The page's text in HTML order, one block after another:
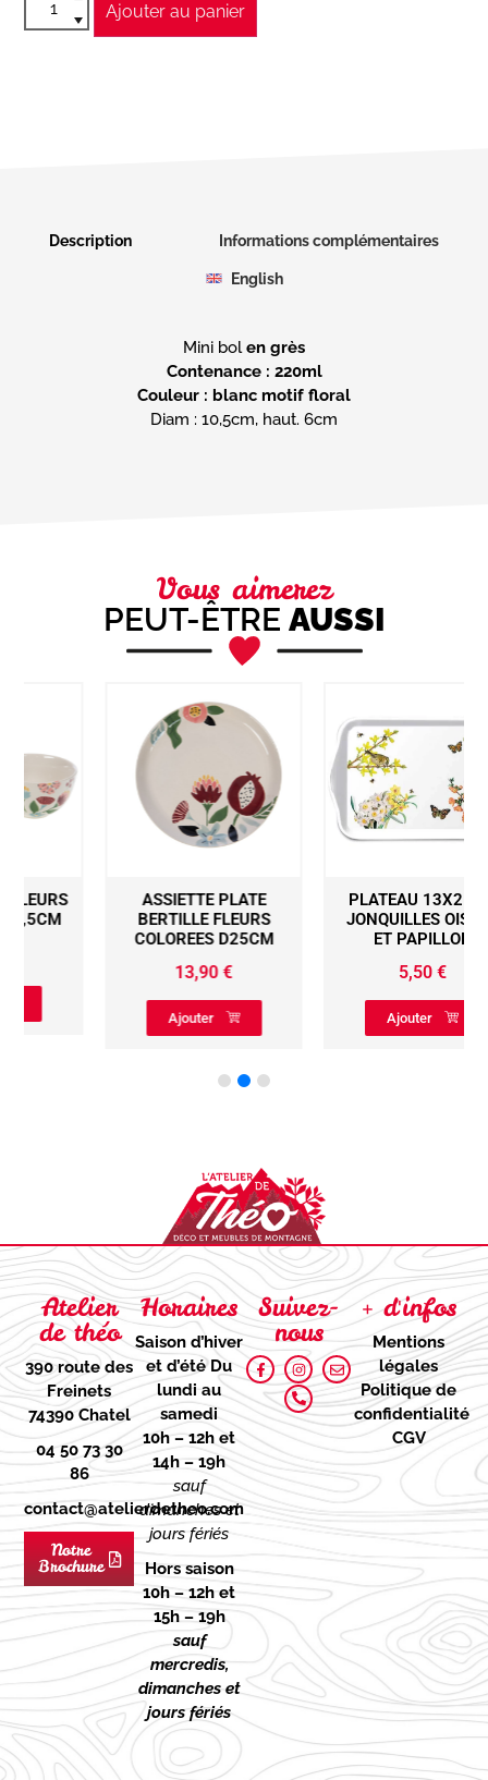
Ajouter au panier
Description Informations complémentaires
English
Mini bol en grès
Contenance : 220ml
Couleur : blanc motif floral
Diam : 10,5cm, haut. 6cm
Vous aimerez
PEUT-ÊTRE AUSSI
ASSIETTE PLATE
BERTILLE FLEURS
COLOREES D25CM
PLATEAU 13X21CM
JONQUILLES OISEAU
ET PAPILLON
Atelier
de théo
390 route des
Freinets
74390 Chatel
04 50 73 30
86
contact@atelierdetheo.com
Notre
Brochure
Horaires
Saison d’hiver
et d’étéDu
lundi au
samedi
10h – 12h et
14h – 19h
sauf
dimanches et
jours fériés
Hors saison
10h – 12h et
15h – 19h
sauf
mercredis,
dimanches et
jours fériés
Suivez-
nous
+ d'infos
Mentions
légales
Politique de
confidentialité
CGV